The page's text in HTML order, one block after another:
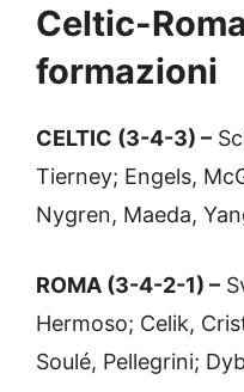
Celtic-
formazioni
CELTIC (3-4-3) –
Tierney; Engels,
Nygren, Maeda,
ROMA (3-4-2-1) –
Hermoso; Celik,
Soulé, Pellegrini;